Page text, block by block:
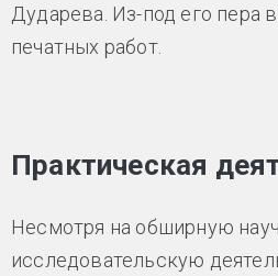
Дударева. Из-под его пера
печатных работ.
Практическая
Несмотря на обширную
исследовательскую